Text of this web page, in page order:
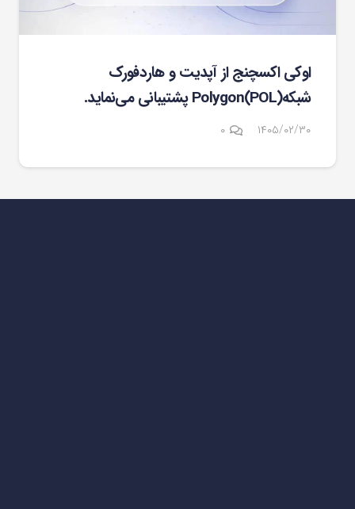
اوکی اکسچنج از آپدیت و هاردفورک
شبکهPolygon(POL) پشتیبانی می‌نماید.
۱۴۰۵/۰۲/۳۰ ۰